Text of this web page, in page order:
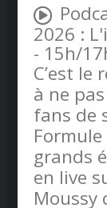
2026 :
- 15h/
C’est le
à ne
fans de
grands
en live
Moussy